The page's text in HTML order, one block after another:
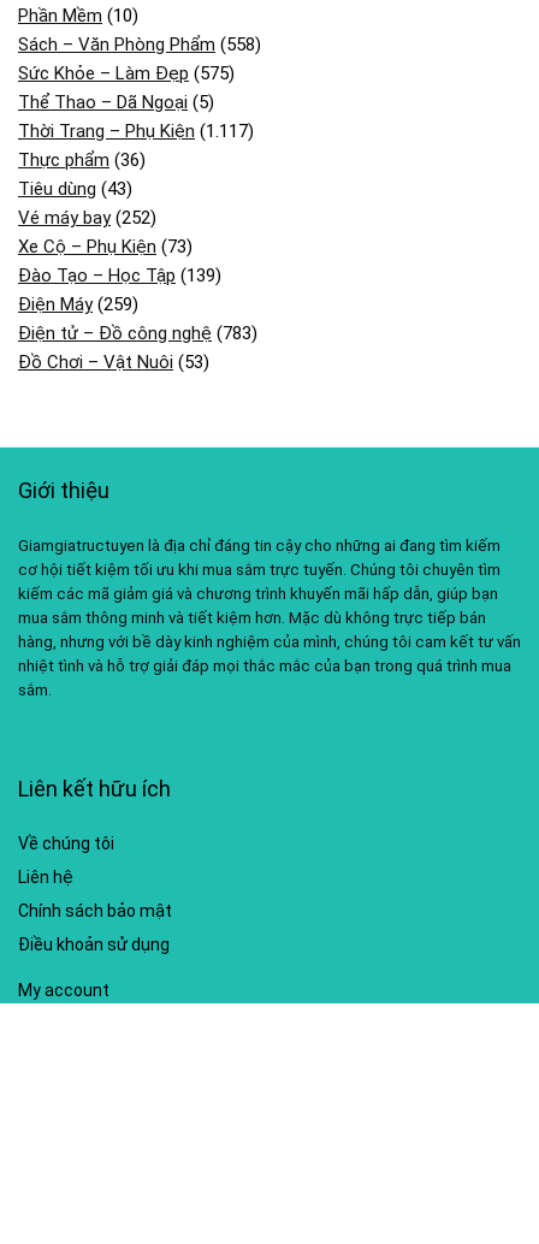
Phần Mềm (10)
Sách – Văn Phòng Phẩm (558)
Sức Khỏe – Làm Đẹp (575)
Thể Thao – Dã Ngoại (5)
Thời Trang – Phụ Kiện (1.117)
Thực phẩm (36)
Tiêu dùng (43)
Vé máy bay(252)
Xe Cộ – Phụ Kiện (73)
Đào Tạo – Học Tập (139)
Điện Máy(259)
Điện tử – Đồ công nghệ (783)
Đồ Chơi – Vật Nuôi (53)
Giới thiệu
Giamgiatructuyen là địa chỉ đáng tin cậy cho những ai đang tìm kiếm
cơ hội tiết kiệm tối ưu khi mua sắm trực tuyến. Chúng tôi chuyên tìm
kiếm các mã giảm giá và chương trình khuyến mãi hấp dẫn, giúp bạn
mua sắm thông minh và tiết kiệm hơn. Mặc dù không trực tiếp bán
hàng, nhưng với bề dày kinh nghiệm của mình, chúng tôi cam kết tư vấn
nhiệt tình và hỗ trợ giải đáp mọi thắc mắc của bạn trong quá trình mua
sắm.
Liên kết hữu ích
Về chúng tôi
Liên hệ
Chính sách bảo mật
Điều khoản sử dụng
My account